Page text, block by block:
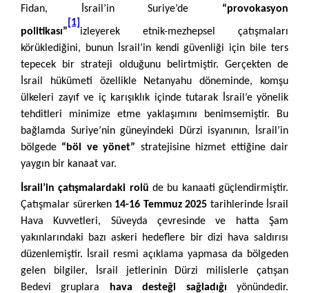
Fidan, İsrail’in Suriye’de “provokasyon
politikası”
[1]
izleyerek etnik-mezhepsel çatışmaları
körüklediğini, bunun İsrail’in kendi güvenliği için bile ters
tepecek bir strateji olduğunu belirtmiştir. Gerçekten de
İsrail hükümeti özellikle Netanyahu döneminde, komşu
ülkeleri zayıf ve iç karışıklık içinde tutarak İsrail’e yönelik
tehditleri minimize etme yaklaşımını benimsemiştir. Bu
bağlamda Suriye’nin güneyindeki Dürzi isyanının, İsrail’in
bölgede “böl ve yönet” stratejisine hizmet ettiğine dair
yaygın bir kanaat var.
İsrail’in çatışmalardaki rolü de bu kanaati güçlendirmiştir.
Çatışmalar sürerken 14-16 Temmuz 2025 tarihlerinde İsrail
Hava Kuvvetleri, Süveyda çevresinde ve hatta Şam
yakınlarındaki bazı askeri hedeflere bir dizi hava saldırısı
düzenlemiştir. İsrail resmi açıklama yapmasa da bölgeden
gelen bilgiler, İsrail jetlerinin Dürzi milislerle çatışan
Bedevi gruplara
hava desteği sağladığı yönündedir.